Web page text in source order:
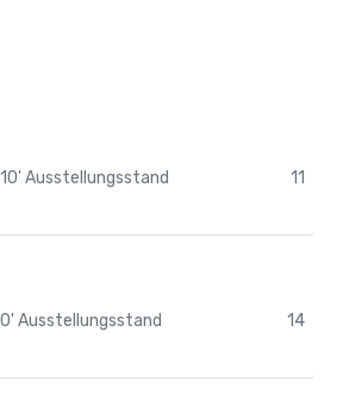
Ausstellungsstand 11
Ausstellungsstand 14